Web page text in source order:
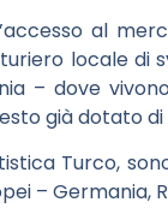
al
locale di
– dove
già dotato
Turco,
– Germania,